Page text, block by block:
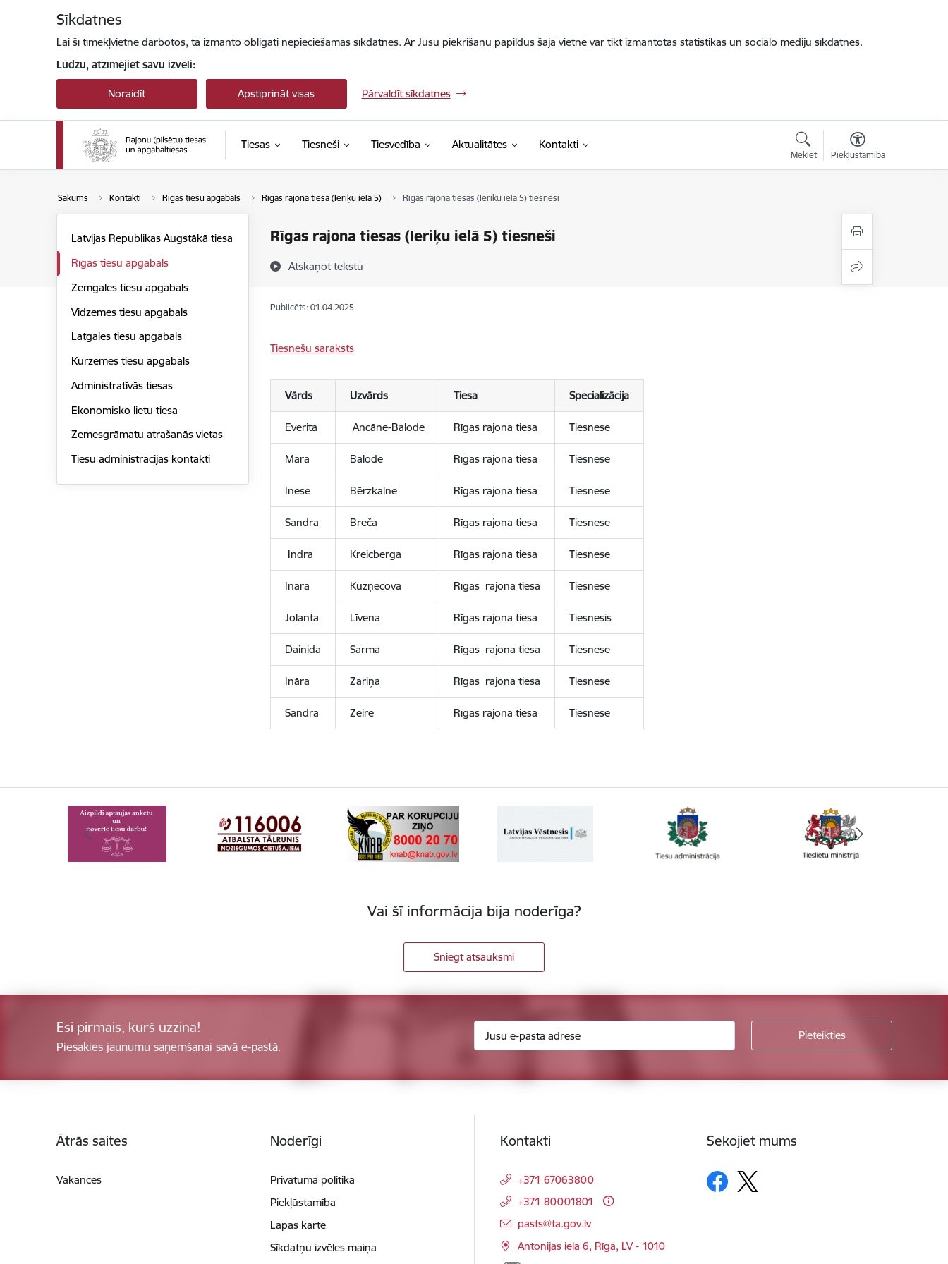
Sīkdatnes
Lai šī tīmekļvietne darbotos, tā izmanto obligāti nepieciešamās sīkdatnes. Ar Jūsu piekrišanu papildus šajā vietnē var tikt izmantotas statistikas un sociālo mediju sīkdatnes.
Lūdzu, atzīmējiet savu izvēli:
Noraidīt Apstiprināt visas Pārvaldīt sīkdatnes
Tiesas Tiesneši Tiesvedība Aktualitātes Kontakti
Meklēt Piekļūstamība
Sākums Kontakti Rīgas tiesu apgabals Rīgas rajona tiesa (Ieriķu iela 5) Rīgas rajona tiesas (Ieriķu ielā 5) tiesneši
Rīgas rajona tiesas (Ieriķu ielā 5) tiesneši
Atskaņot tekstu
Latvijas Republikas Augstākā tiesa
Rīgas tiesu apgabals
Zemgales tiesu apgabals
Vidzemes tiesu apgabals
Latgales tiesu apgabals
Kurzemes tiesu apgabals
Administratīvās tiesas
Ekonomisko lietu tiesa
Zemesgrāmatu atrašanās vietas
Tiesu administrācijas kontakti
Publicēts: 01.04.2025.
Tiesnešu saraksts
Vārds Uzvārds Tiesa Specializācija
Everita Ancāne-Balode Rīgas rajona tiesa Tiesnese
Māra Balode Rīgas rajona tiesa Tiesnese
Inese Bērzkalne Rīgas rajona tiesa Tiesnese
Sandra Breča Rīgas rajona tiesa Tiesnese
Indra Kreicberga Rīgas rajona tiesa Tiesnese
Ināra Kuzņecova Rīgas rajona tiesa Tiesnese
Jolanta Līvena Rīgas rajona tiesa Tiesnesis
Dainida Sarma Rīgas rajona tiesa Tiesnese
Ināra Zariņa Rīgas rajona tiesa Tiesnese
Sandra Zeire Rīgas rajona tiesa Tiesnese
Vai šī informācija bija noderīga?
Sniegt atsauksmi
Esi pirmais, kurš uzzina!
Piesakies jaunumu saņemšanai savā e-pastā.
Ātrās saites
Vakances
Noderīgi
Privātuma politika
Piekļūstamība
Lapas karte
Sīkdatņu izvēles maiņa
Kontakti
+371 67063800
+371 80001801
E-pasts:
pasts@ta.gov.lv
Antonijas iela 6, Rīga, LV - 1010
Sekojiet mums